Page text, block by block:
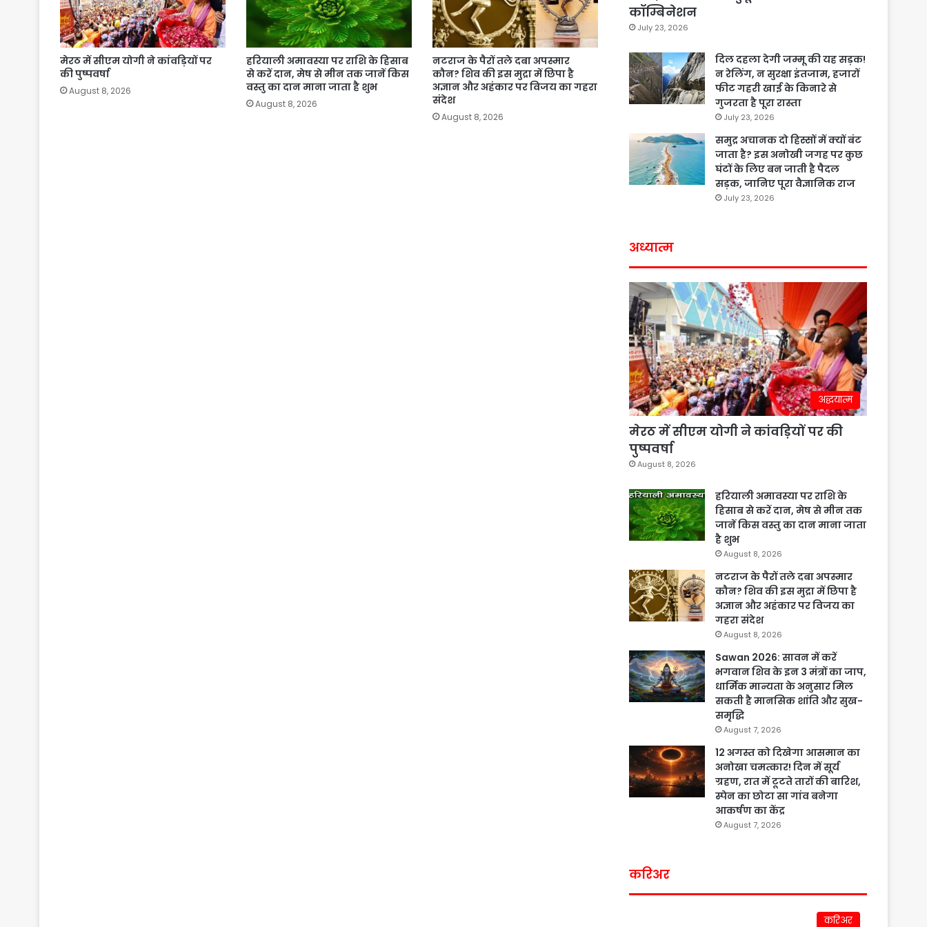
मेरठ में सीएम योगी ने कांवड़ियों पर
की पुष्पवर्षा
August 8, 2026
हरियाली अमावस्या पर राशि के हिसाब
से करें दान, मेष से मीन तक जानें किस
वस्तु का दान माना जाता है शुभ
August 8, 2026
नटराज के पैरों तले दबा अपस्मार
कौन? शिव की इस मुद्रा में छिपा है
अज्ञान और अहंकार पर विजय का गहरा
संदेश
August 8, 2026
कॉम्बिनेशन
July 23, 2026
दिल दहला देगी जम्मू की यह सड़क!
न रेलिंग, न सुरक्षा इंतजाम, हजारों
फीट गहरी खाई के किनारे से
गुजरता है पूरा रास्ता
July 23, 2026
समुद्र अचानक दो हिस्सों में क्यों बंट
जाता है? इस अनोखी जगह पर कुछ
घंटों के लिए बन जाती है पैदल
सड़क, जानिए पूरा वैज्ञानिक राज
July 23, 2026
अध्यात्म
अद्धयात्म
मेरठ में सीएम योगी ने कांवड़ियों पर की
पुष्पवर्षा
August 8, 2026
हरियाली अमावस्या पर राशि के
हिसाब से करें दान, मेष से मीन तक
जानें किस वस्तु का दान माना जाता
है शुभ
August 8, 2026
नटराज के पैरों तले दबा अपस्मार
कौन? शिव की इस मुद्रा में छिपा है
अज्ञान और अहंकार पर विजय का
गहरा संदेश
August 8, 2026
Sawan 2026: सावन में करें
भगवान शिव के इन 3 मंत्रों का जाप,
धार्मिक मान्यता के अनुसार मिल
सकती है मानसिक शांति और सुख-
समृद्धि
August 7, 2026
12 अगस्त को दिखेगा आसमान का
अनोखा चमत्कार! दिन में सूर्य
ग्रहण, रात में टूटते तारों की बारिश,
स्पेन का छोटा सा गांव बनेगा
आकर्षण का केंद्र
August 7, 2026
करिअर
करिअर